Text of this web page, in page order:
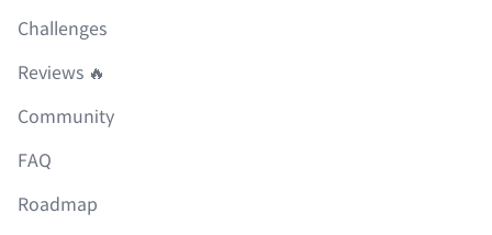
Challenges
Reviews 🔥
Community
FAQ
Roadmap